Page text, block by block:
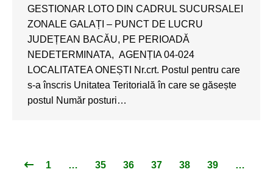
GESTIONAR LOTO DIN CADRUL SUCURSALEI
ZONALE GALAȚI – PUNCT DE LUCRU
JUDEȚEAN BACĂU, PE PERIOADĂ
NEDETERMINATA, AGENȚIA 04-024
LOCALITATEA ONEȘTI Nr.crt. Postul pentru care
s-a înscris Unitatea Teritorială în care se găsește
postul Număr posturi…
1 … 35 36 37 38 39 …